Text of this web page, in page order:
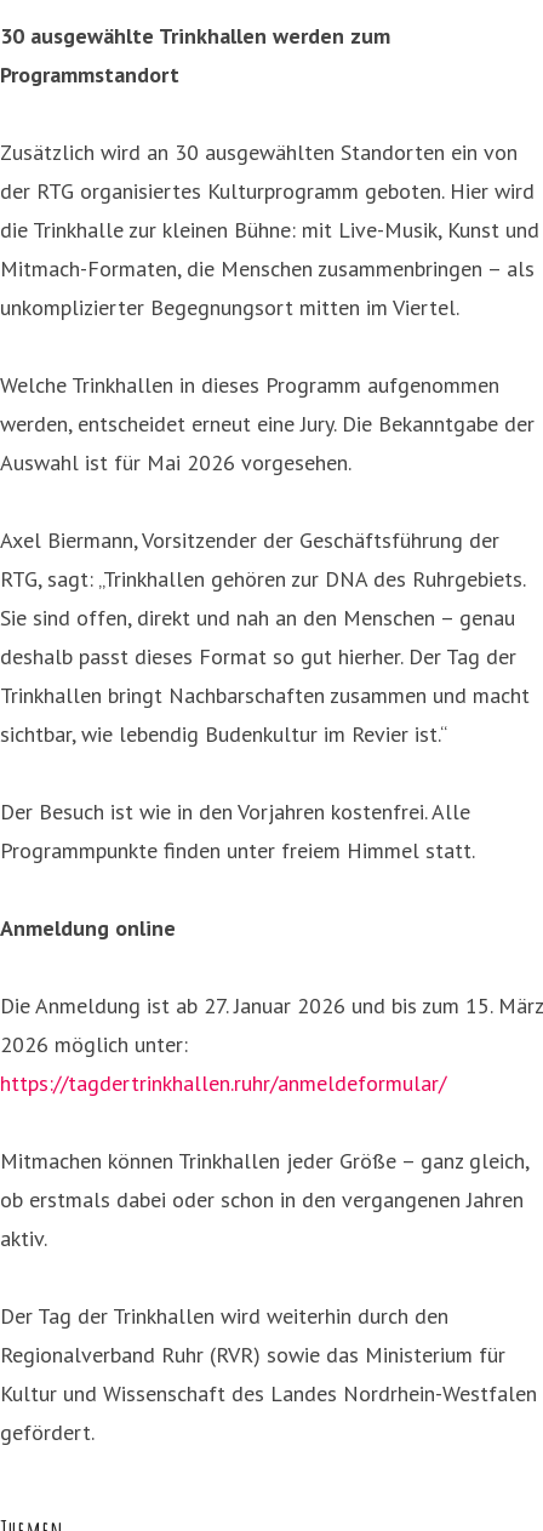
30 ausgewählte Trinkhallen werden zum
Programmstandort
Zusätzlich wird an 30 ausgewählten Standorten ein von
der RTG organisiertes Kulturprogramm geboten. Hier wird
die Trinkhalle zur kleinen Bühne: mit Live-Musik, Kunst und
Mitmach-Formaten, die Menschen zusammenbringen – als
unkomplizierter Begegnungsort mitten im Viertel.
Welche Trinkhallen in dieses Programm aufgenommen
werden, entscheidet erneut eine Jury. Die Bekanntgabe der
Auswahl ist für Mai 2026 vorgesehen.
Axel Biermann, Vorsitzender der Geschäftsführung der
RTG, sagt: „Trinkhallen gehören zur DNA des Ruhrgebiets.
Sie sind offen, direkt und nah an den Menschen – genau
deshalb passt dieses Format so gut hierher. Der Tag der
Trinkhallen bringt Nachbarschaften zusammen und macht
sichtbar, wie lebendig Budenkultur im Revier ist.“
Der Besuch ist wie in den Vorjahren kostenfrei. Alle
Programmpunkte finden unter freiem Himmel statt.
Anmeldung online
Die Anmeldung ist ab 27. Januar 2026 und bis zum 15. März
2026 möglich unter:
https://tagdertrinkhallen.ruhr/anmeldeformular/
Mitmachen können Trinkhallen jeder Größe – ganz gleich,
ob erstmals dabei oder schon in den vergangenen Jahren
aktiv.
Der Tag der Trinkhallen wird weiterhin durch den
Regionalverband Ruhr (RVR) sowie das Ministerium für
Kultur und Wissenschaft des Landes Nordrhein-Westfalen
gefördert.